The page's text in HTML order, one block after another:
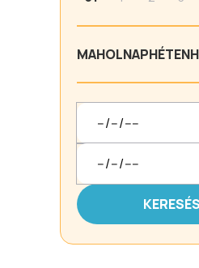
MAHOLNAPHÉTEN
KERESÉS